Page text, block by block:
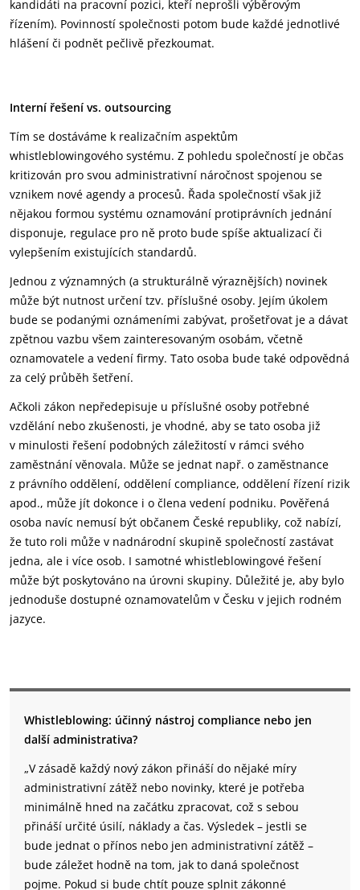
kandidáti na pracovní pozici, kteří neprošli výběrovým
řízením). Povinností společnosti potom bude každé jednotlivé
hlášení či podnět pečlivě přezkoumat.
Interní řešení vs. outsourcing
Tím se dostáváme k realizačním aspektům
whistleblowingového systému. Z pohledu společností je občas
kritizován pro svou administrativní náročnost spojenou se
vznikem nové agendy a procesů. Řada společností však již
nějakou formou systému oznamování protiprávních jednání
disponuje, regulace pro ně proto bude spíše aktualizací či
vylepšením existujících standardů.
Jednou z významných (a strukturálně výraznějších) novinek
může být nutnost určení tzv. příslušné osoby. Jejím úkolem
bude se podanými oznámeními zabývat, prošetřovat je a dávat
zpětnou vazbu všem zainteresovaným osobám, včetně
oznamovatele a vedení firmy. Tato osoba bude také odpovědná
za celý průběh šetření.
Ačkoli zákon nepředepisuje u příslušné osoby potřebné
vzdělání nebo zkušenosti, je vhodné, aby se tato osoba již
v minulosti řešení podobných záležitostí v rámci svého
zaměstnání věnovala. Může se jednat např. o zaměstnance
z právního oddělení, oddělení compliance, oddělení řízení rizik
apod., může jít dokonce i o člena vedení podniku. Pověřená
osoba navíc nemusí být občanem České republiky, což nabízí,
že tuto roli může v nadnárodní skupině společností zastávat
jedna, ale i více osob. I samotné whistleblowingové řešení
může být poskytováno na úrovni skupiny. Důležité je, aby bylo
jednoduše dostupné oznamovatelům v Česku v jejich rodném
jazyce.
Whistleblowing: účinný nástroj compliance nebo jen
další administrativa?
„V zásadě každý nový zákon přináší do nějaké míry
administrativní zátěž nebo novinky, které je potřeba
minimálně hned na začátku zpracovat, což s sebou
přináší určité úsilí, náklady a čas. Výsledek – jestli se
bude jednat o přínos nebo jen administrativní zátěž –
bude záležet hodně na tom, jak to daná společnost
pojme. Pokud si bude chtít pouze splnit zákonné